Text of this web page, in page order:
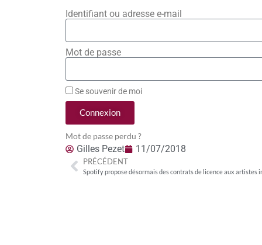
Identifiant ou adresse e-mail
Mot de passe
Se souvenir de moi
Connexion
Mot de passe perdu ?
Gilles Pezet 11/07/2018
PRÉCÉDENT